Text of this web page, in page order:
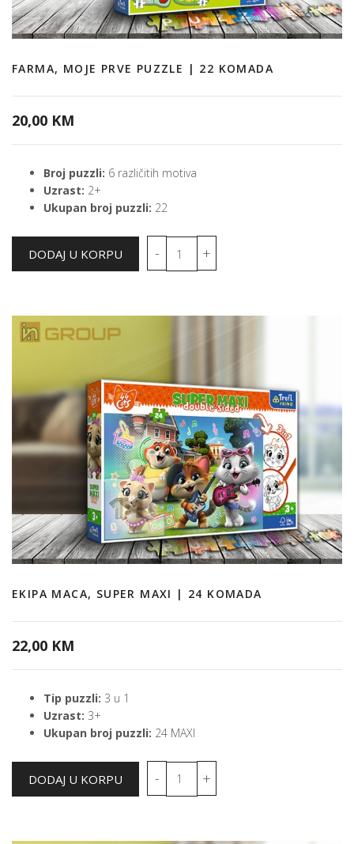
FARMA, MOJE PRVE PUZZLE | 22 KOMADA
20,00 KM
Broj puzzli: 6 različitih motiva
Uzrast: 2+
Ukupan broj puzzli: 22
EKIPA MACA, SUPER MAXI | 24 KOMADA
22,00 KM
Tip puzzli: 3 u 1
Uzrast: 3+
Ukupan broj puzzli: 24 MAXI